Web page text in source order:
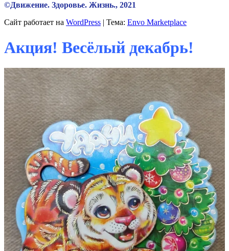
©Движение. Здоровье. Жизнь., 2021
Сайт работает на WordPress | Тема: Envo Marketplace
Акция! Весёлый декабрь!